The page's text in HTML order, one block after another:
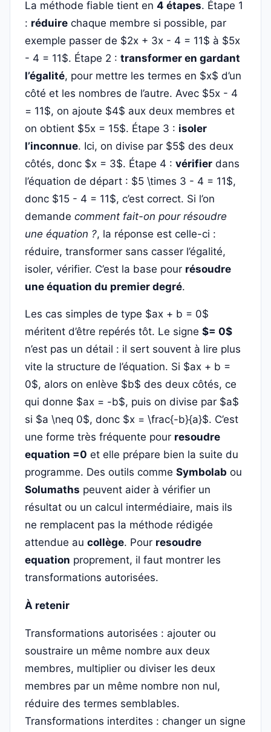
La méthode fiable tient en 4 étapes. Étape 1
: réduire chaque membre si possible, par
exemple passer de $2x + 3x - 4 = 11$ à $5x
- 4 = 11$. Étape 2 : transformer en gardant
l’égalité, pour mettre les termes en $x$ d’un
côté et les nombres de l’autre. Avec $5x - 4
= 11$, on ajoute $4$ aux deux membres et
on obtient $5x = 15$. Étape 3 : isoler
l’inconnue. Ici, on divise par $5$ des deux
côtés, donc $x = 3$. Étape 4 : vérifier dans
l’équation de départ : $5 \times 3 - 4 = 11$,
donc $15 - 4 = 11$, c’est correct. Si l’on
demande comment fait-on pour résoudre
une équation ?, la réponse est celle-ci :
réduire, transformer sans casser l’égalité,
isoler, vérifier. C’est la base pour résoudre
une équation du premier degré.
Les cas simples de type $ax + b = 0$
méritent d’être repérés tôt. Le signe $= 0$
n’est pas un détail : il sert souvent à lire plus
vite la structure de l’équation. Si $ax + b =
0$, alors on enlève $b$ des deux côtés, ce
qui donne $ax = -b$, puis on divise par $a$
si $a \neq 0$, donc $x = \frac{-b}{a}$. C’est
une forme très fréquente pour resoudre
equation =0 et elle prépare bien la suite du
programme. Des outils comme Symbolab ou
Solumaths peuvent aider à vérifier un
résultat ou un calcul intermédiaire, mais ils
ne remplacent pas la méthode rédigée
attendue au collège. Pour resoudre
equation proprement, il faut montrer les
transformations autorisées.
À retenir
Transformations autorisées : ajouter ou
soustraire un même nombre aux deux
membres, multiplier ou diviser les deux
membres par un même nombre non nul,
réduire des termes semblables.
Transformations interdites : changer un signe